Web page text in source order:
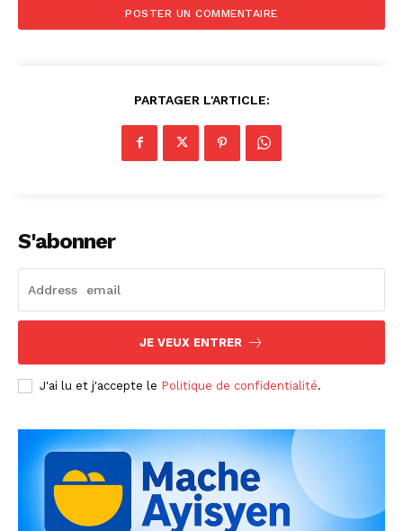
PARTAGER L'ARTICLE:
S'abonner
JE VEUX ENTRER
J'ai lu et j'accepte le Politique de confidentialité.